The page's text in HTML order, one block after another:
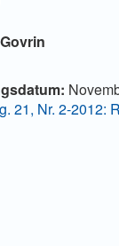
21, Nr. 2-2012: